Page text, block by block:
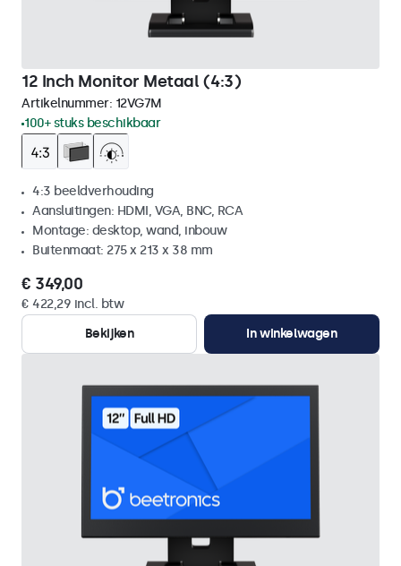
12 Inch Monitor Metaal (4:3)
Artikelnummer: 12VG7M
100+ stuks beschikbaar
4:3 beeldverhouding
Aansluitingen: HDMI, VGA, BNC, RCA
Montage: desktop, wand, inbouw
Buitenmaat: 275 x 213 x 38 mm
€ 349,00
€ 422,29 incl. btw
Bekijken
In winkelwagen